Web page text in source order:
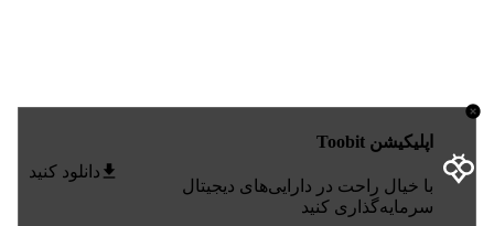
اپلیکیشن Toobit
با خیال راحت در دارایی‌های دیجیتال
سرمایه‌گذاری کنید
دانلود کنید